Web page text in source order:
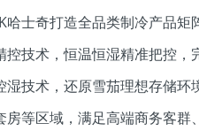
士奇打造全品类制冷产品矩
技术，恒温恒湿精准把控，
技术，还原雪茄理想存储环
等区域，满足高端商务客群